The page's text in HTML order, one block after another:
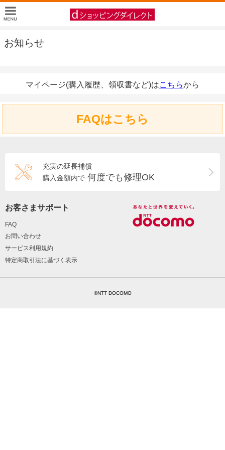
お知らせ
マイページ(購入履歴、領収書など)はこちらから
FAQはこちら
充実の延長補償
購入金額内で 何度でも修理OK
お客さまサポート
FAQ
お問い合わせ
サービス利用規約
特定商取引法に基づく表示
©NTT DOCOMO